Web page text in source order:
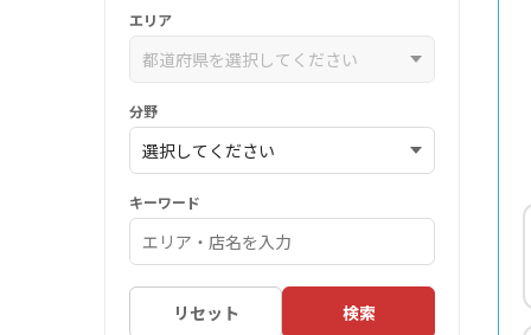
エリア
分野
キーワード
リセット 検索